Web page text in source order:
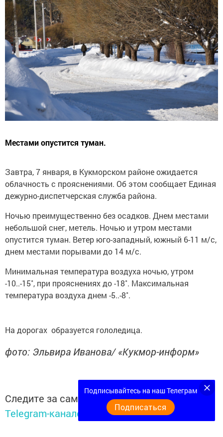
Местами опустится туман.
Завтра, 7 января, в Кукморском районе ожидается
облачность с прояснениями. Об этом сообщает Единая
дежурно-диспетчерская служба района.
Ночью преимущественно без осадков. Днем местами
небольшой снег, метель. Ночью и утром местами
опустится туман. Ветер юго-западный, южный 6-11 м/с,
днем местами порывами до 14 м/с.
Минимальная температура воздуха ночью, утром
-10..-15˚, при прояснениях до -18˚. Максимальная
температура воздуха днем -5..-8˚.
На дорогах образуется гололедица.
фото: Эльвира Иванова/ «Кукмор-информ»
Следите за самым важным и интересным в
Telegram-канале
Татмедиа
Подписывайтесь на наш Телеграм
Подписаться